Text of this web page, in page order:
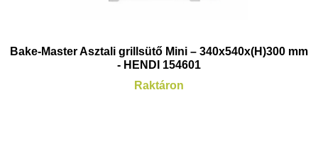
Bake-Master Asztali grillsütő Mini – 340x540x(H)300 mm
- HENDI 154601
Raktáron